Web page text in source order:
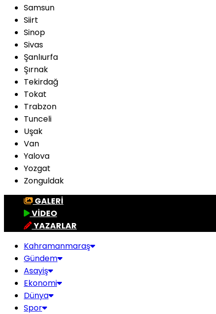
Samsun
Siirt
Sinop
Sivas
Şanlıurfa
Şırnak
Tekirdağ
Tokat
Trabzon
Tunceli
Uşak
Van
Yalova
Yozgat
Zonguldak
GALERİ
VİDEO
YAZARLAR
Kahramanmaraş
Gündem
Asayiş
Ekonomi
Dünya
Spor